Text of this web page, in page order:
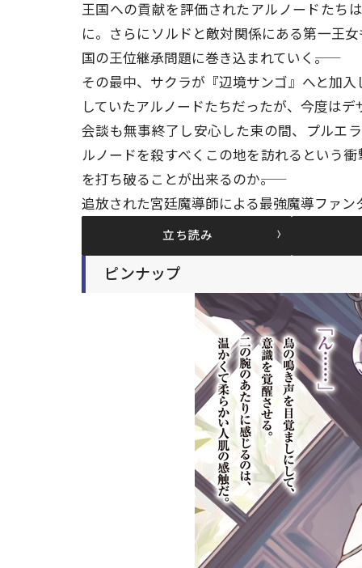
王国への貢献を評価されたアルノードたち
に。さらにソルドと敵対関係にある第一王
国の王位継承問題に巻き込まれていく――。
その最中、サクラが『辺境サンゴ』へと加
していたアルノードたちだったが、今度は
会談も無事終了し安心した束の間、プルエ
ルノードを殺すべくこの地を訪れるという
を打ち破ることが出来るのか――。
追放された宮廷魔導師による最強魔導ファン
立ち読み
ピンナップ